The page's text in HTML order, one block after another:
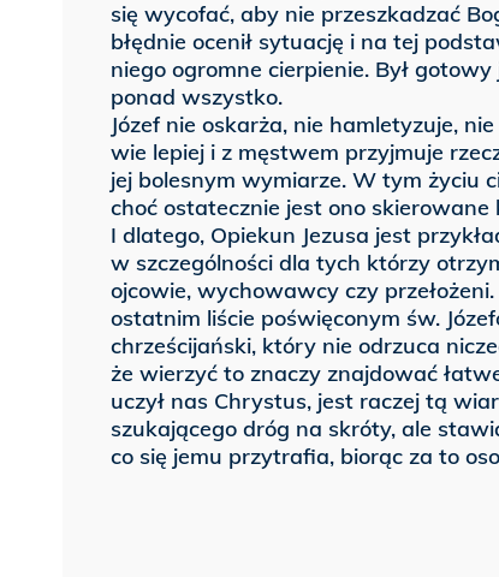
się wycofać, aby nie przeszkadzać
błędnie ocenił sytuację i na tej
niego ogromne cierpienie. Był
ponad wszystko.
Józef nie oskarża, nie hamletyzuje,
wie lepiej i z męstwem przyjmuje
jej bolesnym wymiarze. W tym życiu
choć ostatecznie jest ono skierowane
I dlatego, Opiekun Jezusa jest
w szczególności dla tych którzy
ojcowie, wychowawcy czy
ostatnim liście poświęconym św.
chrześcijański, który nie odrzuca
że wierzyć to znaczy znajdować
uczył nas Chrystus, jest raczej tą
szukającego dróg na skróty, ale
co się jemu przytrafia, biorąc za to